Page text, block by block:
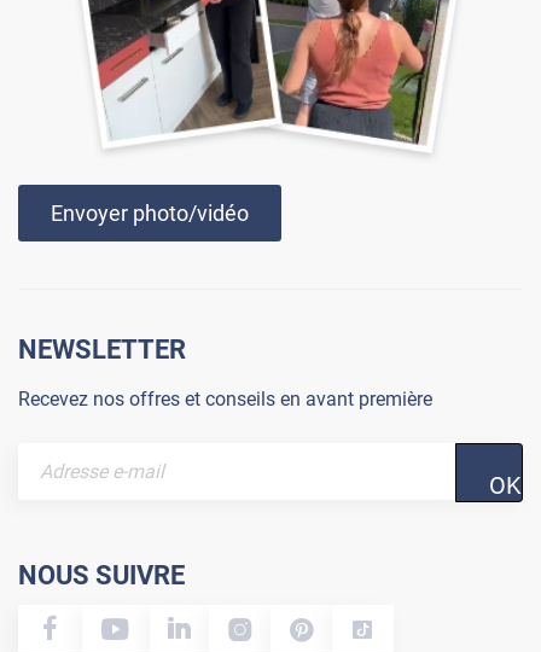
Envoyer photo/vidéo
NEWSLETTER
Recevez nos offres et conseils en avant première
OK
NOUS SUIVRE